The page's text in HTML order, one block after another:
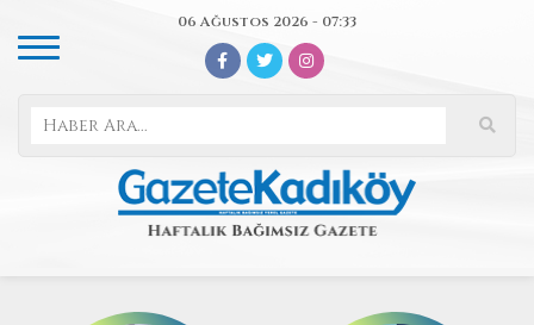
06 Ağustos 2026 - 07:33